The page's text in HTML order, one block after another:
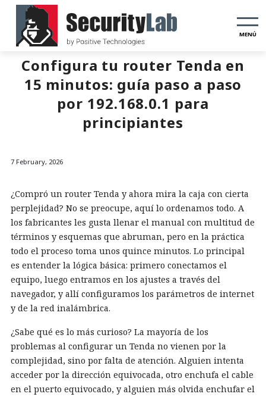
MENÚ
Configura tu router Tenda en
15 minutos: guía paso a paso
por 192.168.0.1 para
principiantes
7 February, 2026
¿Compró un router Tenda y ahora mira la caja con cierta
perplejidad? No se preocupe, aquí lo ordenamos todo. A
los fabricantes les gusta llenar el manual con multitud de
términos y esquemas que abruman, pero en la práctica
todo el proceso toma unos quince minutos. Lo principal
es entender la lógica básica: primero conectamos el
equipo, luego entramos en los ajustes a través del
navegador, y allí configuramos los parámetros de internet
y de la red inalámbrica.
¿Sabe qué es lo más curioso? La mayoría de los
problemas al configurar un Tenda no vienen por la
complejidad, sino por falta de atención. Alguien intenta
acceder por la dirección equivocada, otro enchufa el cable
en el puerto equivocado, y alguien más olvida enchufar el